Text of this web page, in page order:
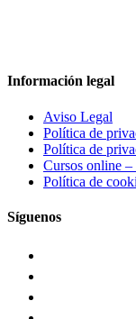
Información legal
Aviso Legal
Política de
Política de
Cursos online –
Política de
Síguenos